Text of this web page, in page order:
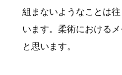
組まないようなことは
います。柔術における
と思います。